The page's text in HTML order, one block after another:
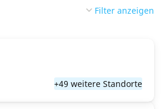
Filter anzeigen
+49 weitere Standorte